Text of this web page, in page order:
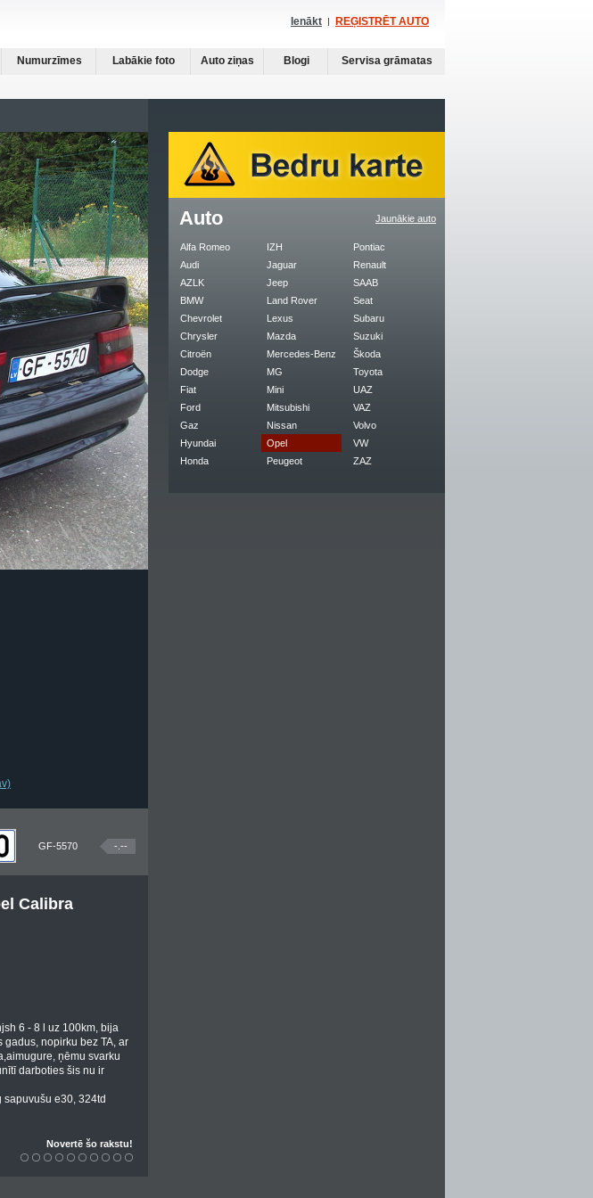
Ienākt REĢISTRĒT AUTO
Numurzīmes Labākie foto Auto ziņas Blogi Servisa grāmatas
GF-5570 -.--
Calibra
6 - 8 l uz 100km, bija
nopirku bez TA, ar
ņēmu svarku
darboties šis nu ir
e30, 324td
Novertē šo rakstu!
Jaunākie auto
Auto
Alfa Romeo
Audi
AZLK
BMW
Chevrolet
Chrysler
Citroën
Dodge
Fiat
Ford
Gaz
Hyundai
Honda
IZH
Jaguar
Jeep
Land Rover
Lexus
Mazda
Mercedes-Benz
MG
Mini
Mitsubishi
Nissan
Opel
Peugeot
Pontiac
Renault
SAAB
Seat
Subaru
Suzuki
Škoda
Toyota
UAZ
VAZ
Volvo
VW
ZAZ